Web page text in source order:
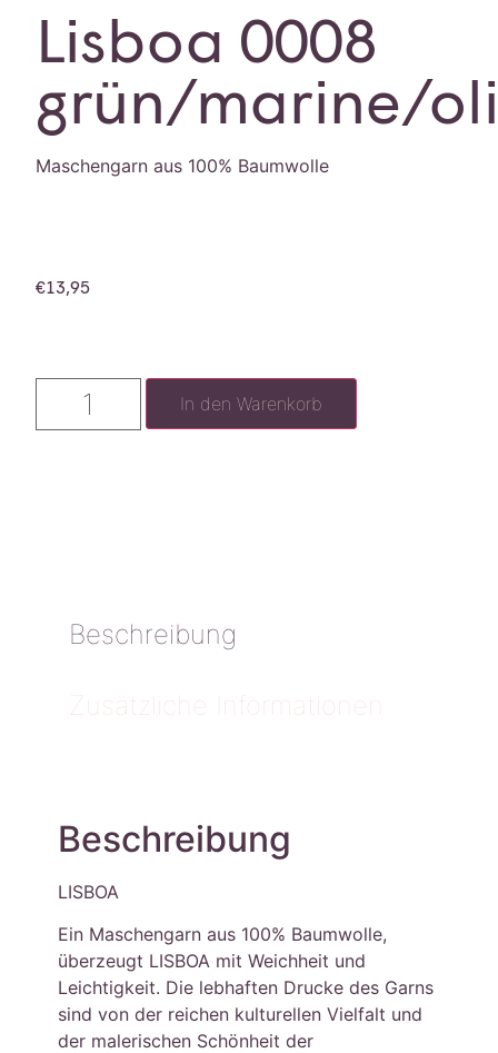
Lisboa 0008
grün/marine/
Maschengarn aus 100% Baumwolle
€13,95
In den Warenkorb
Beschreibung
Zusätzliche Informationen
Beschreibung
LISBOA
Ein Maschengarn aus 100% Baumwolle,
überzeugt LISBOA mit Weichheit und
Leichtigkeit. Die lebhaften Drucke des Garns
sind von der reichen kulturellen Vielfalt und
der malerischen Schönheit der